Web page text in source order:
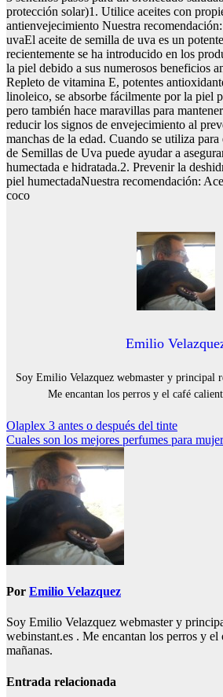
protección solar)1. Utilice aceites con
antienvejecimiento Nuestra
uvaEl aceite de semilla de uva es un
recientemente se ha introducido en los
la piel debido a sus numerosos beneficios
Repleto de vitamina E, potentes
linoleico, se absorbe fácilmente por la piel
pero también hace maravillas para
reducir los signos de envejecimiento al
manchas de la edad. Cuando se utiliza
de Semillas de Uva puede ayudar a
humectada e hidratada.2. Prevenir la
piel humectadaNuestra recomendación:
coco
Emilio
Soy Emilio Velazquez webmaster y principal
Me encantan los perros y el café
Navegación
de
entradas
Olaplex 3 antes o después del tinte
Cuales son los mejores perfumes para mujer
Por Emilio Velazquez
Soy Emilio Velazquez webmaster y
webinstant.es . Me encantan los perros y el
mañanas.
Entrada relacionada